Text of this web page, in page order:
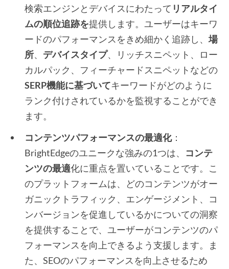
検索エンジンとデバイスにわたって リアルタイ
ムの順位追跡を提供します。ユーザーはキーワ
ードのパフォーマンスをきめ細かく追跡し、場
所、 デバイスタイプ、リッチスニペット、ロー
カルパック、フィーチャードスニペットなどの
SERP機能に基づいてキーワードがどのように
ランク付けされているかを監視することができ
ます。
コンテンツパフォーマンスの最適化：
BrightEdgeのユニークな強みの1つは、 コンテ
ンツの最適化に重点を置いていることです。こ
のプラットフォームは、どのコンテンツがオー
ガニックトラフィック、エンゲージメント、コ
ンバージョンを促進しているかについての洞察
を提供することで、ユーザーがコンテンツのパ
フォーマンスを向上できるよう支援します。ま
た、SEOのパフォーマンスを向上させるため